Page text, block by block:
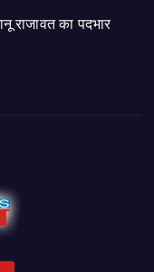
राजावत का पदभार